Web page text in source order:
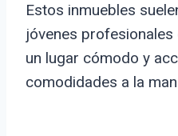
Estos inmuebles
jóvenes
un lugar cómodo y
comodidades a la